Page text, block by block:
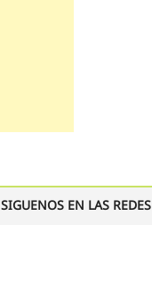
SIGUENOS EN LAS REDES